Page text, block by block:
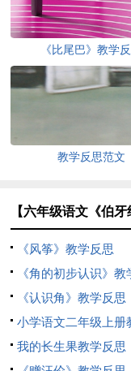
《比尾巴》教学
教学反思范文
【六年级语文《伯
《风筝》教学反思
《角的初步认识》教
《认识角》教学反思
小学语文二年级上册
我的长生果教学反思